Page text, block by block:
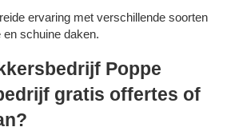
ervaring met verschillende soorten
schuine daken.
Poppe
gratis offertes of